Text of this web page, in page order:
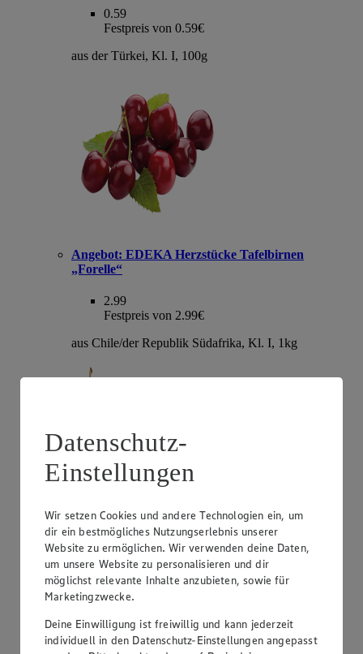
0.59
Festpreis von 0.59€
aus der Türkei, Kl. I, 100g
Angebot: EDEKA Herzstücke Tafelbirnen
„Forelle“
2.99
Festpreis von 2.99€
aus Chile/der Republik Südafrika, Kl. I, 1kg
Angebot:EDEKA Herzstücke Tafeltrauben
3.99
Festpreis von 3.99€
Italien, Kl. I, je 1kg
Datenschutz-
Einstellungen
Wir setzen Cookies und andere Technologien ein, um
dir ein bestmögliches Nutzungserlebnis unserer
Website zu ermöglichen. Wir verwenden deine Daten,
um unsere Website zu personalisieren und dir
möglichst relevante Inhalte anzubieten, sowie für
Marketingzwecke.
Deine Einwilligung ist freiwillig und kann jederzeit
individuell in den Datenschutz-Einstellungen angepasst